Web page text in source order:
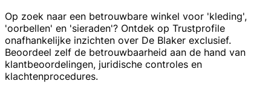
Op zoek naar een betrouwbare winkel voor 'kleding',
'oorbellen' en 'sieraden'? Ontdek op Trustprofile
onafhankelijke inzichten over De Blaker exclusief.
Beoordeel zelf de betrouwbaarheid aan de hand van
klantbeoordelingen, juridische controles en
klachtenprocedures.